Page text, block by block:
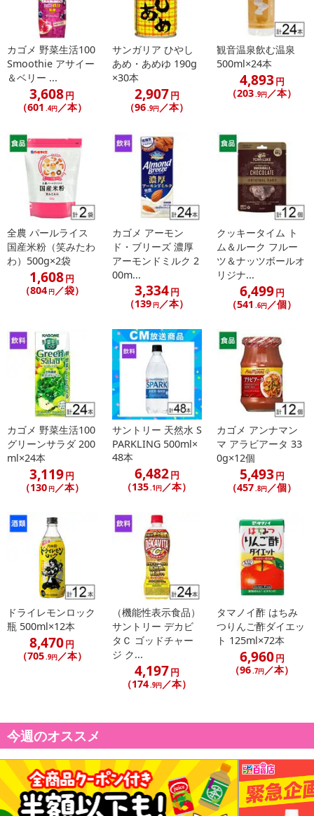
カゴメ 野菜生活100
Smoothie アサイー
＆ベリー ...
3,608円
（601 .4円／本）
サンガリア ひやし
あめ・あめゆ 190g
×30本
2,907円
（96.9円／本）
観音温泉飲む温泉
500ml×24本
4,893円
（203.9円／本）
全農 パールライス
国産米粉（笑みたわ
わ）500g×2袋
1,608円
（804 円／袋）
カゴメ アーモン
ド・ブリーズ 濃厚
アーモンドミルク 2
00m...
3,334円
（139 円／本）
クッキータイム ト
ム＆ルーク フルー
ツ＆ナッツボールオ
リジナ...
6,499円
（541 .6円／個）
カゴメ 野菜生活100
グリーンサラダ 200
ml×24本
3,119円
（130 円／本）
サントリー 天然水 S
PARKLING 500ml×
48本
6,482円
（135.1円 ／本）
カゴメ アンナマン
マ アラビアータ 33
0g×12個
5,493円
（457.8円 ／個）
ドライレモンロック
瓶 500ml×12本
8,470円
（705.9円／本）
（機能性表示食品）
サントリー デカビ
タＣ ゴッドチャー
ジ ク...
4,197円
（174.9円／本）
タマノイ酢 はちみ
つりんご酢ダイエッ
ト 125ml×72本
6,960円
（96.7円／本）
今週のオススメ